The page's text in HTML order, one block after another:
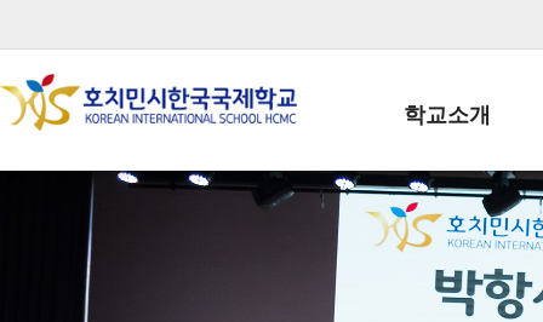
학교소개
학교장인사말
학생회장인사말
학교상징